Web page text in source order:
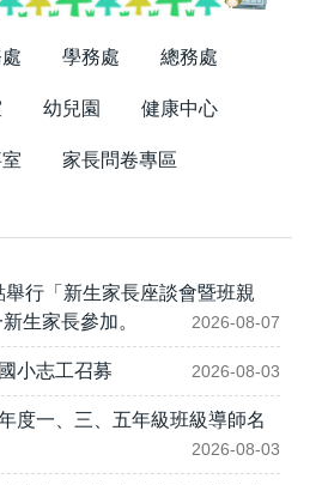
學務處 總務處
幼兒園 健康中心
家長問卷專區
行「新生家長座談會暨班親
生家長參加。
2026-08-07
小志工召募 2026-08-03
度一、三、五年級班級導師名
2026-08-03